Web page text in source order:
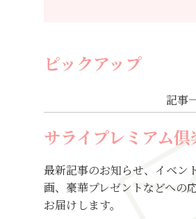
ピックアップ
記事
サライプレミアム倶
最新記事のお知らせ、イベン
画、豪華プレゼントなどへの
お届けします。